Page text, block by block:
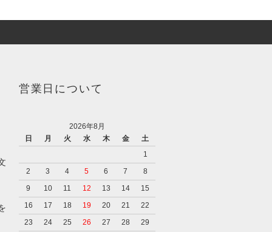
営業日について
2026年8月
日
月 火 水 木 金
土
1
2
3 4 5 6 7
8
9
10 11 12 13 14
15
16
17 18 19 20 21
22
23
24 25 26 27 28
29